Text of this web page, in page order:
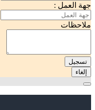
جهة العمل :
ملاحظات
تسجيل
إلغاء